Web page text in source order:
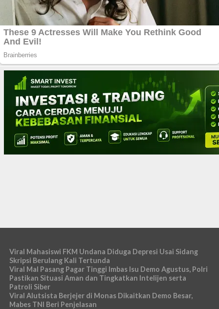
Viral Mahasiswi FKM Undana Diduga Depresi Usai Sidang
Skripsi Berulang Kali Tertunda
Viral Mal Pasang Pagar Tinggi Imbas Isu Demo Agustus, Polri
Pastikan Situasi Aman dan Tingkatkan Intelijen serta
Patroli Siber
Viral Alutsista Berjejer di Monas Dikaitkan Demo Besar,
Mabes TNI Beri Penjelasan